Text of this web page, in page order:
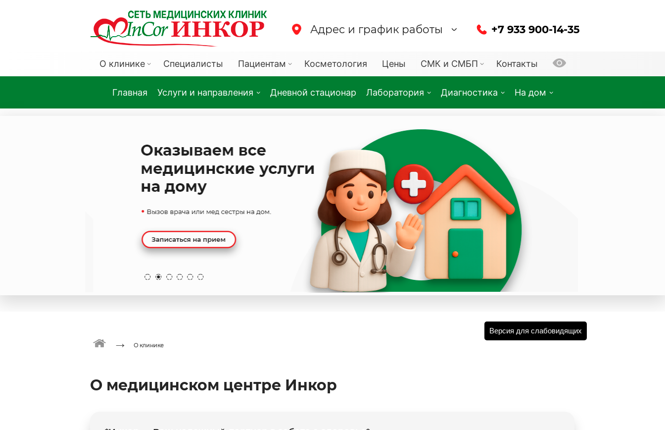
Адрес и график работы +7 933 900-14-35
О клинике Специалисты Пациентам Косметология Цены СМК и СМБП Контакты
Главная Услуги и направления Дневной стационар Лаборатория Диагностика На дом
Версия для слабовидящих
→ О клинике
О медицинском центре Инкор